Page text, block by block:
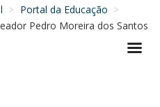
Portal da Educação
Pedro Moreira dos Santos